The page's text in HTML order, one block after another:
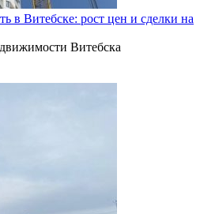
в Витебске: рост цен и сделки на
Витебска